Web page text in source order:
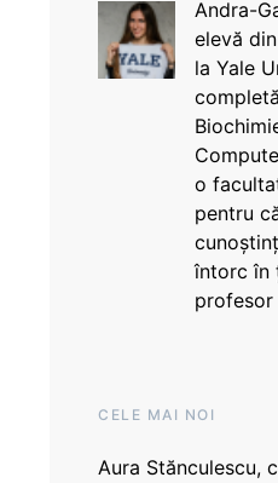
Andra-
elevă
la Yale
o
pentru
întorc în
profesor
CELE MAI NOI
Aura Stănculescu,